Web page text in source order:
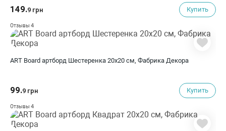
149.9 грн Купить
Отзывы 4
ART Board артборд Шестеренка 20х20 см, Фабрика Декора
99.9 грн Купить
Отзывы 4